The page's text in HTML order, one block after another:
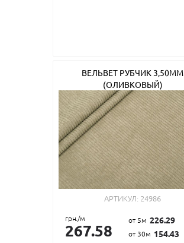
ВЕЛЬВЕТ РУБЧИК 3,50ММ
(ОЛИВКОВЫЙ)
АРТИКУЛ: 24986
грн./м
267.58
от 5м 226.29
от 30м 154.43